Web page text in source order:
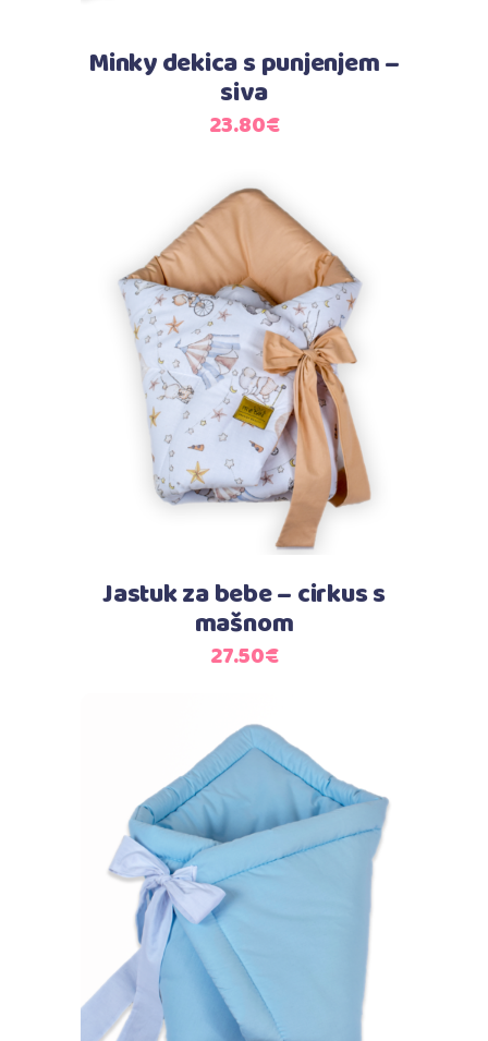
Minky dekica s punjenjem –
siva
23.80€
Dodaj u košaricu
Jastuk za bebe – cirkus s
mašnom
27.50€
Dodaj u košaricu